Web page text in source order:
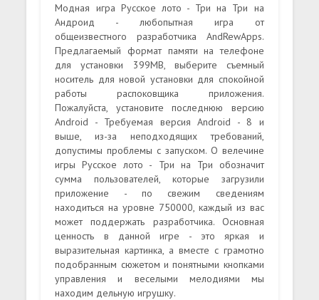
Модная игра Русское лото - Три на Три на
Андроид - любопытная игра от
общеизвестного разработчика AndRewApps.
Предлагаемый формат памяти на телефоне
для установки 399MB, выберите съемный
носитель для новой установки для спокойной
работы распоковщика приложения.
Пожалуйста, установите последнюю версию
Android - Требуемая версия Android - 8 и
выше, из-за неподходящих требований,
допустимы проблемы с запуском. О велечине
игры Русское лото - Три на Три обозначит
сумма пользователей, которые загрузили
приложение - по свежим сведениям
находиться на уровне 750000, каждый из вас
может поддержать разработчика. Основная
ценность в данной игре - это яркая и
выразительная картинка, а вместе с грамотно
подобранным сюжетом и понятными кнопками
управления и веселыми мелодиями мы
находим дельную игрушку.